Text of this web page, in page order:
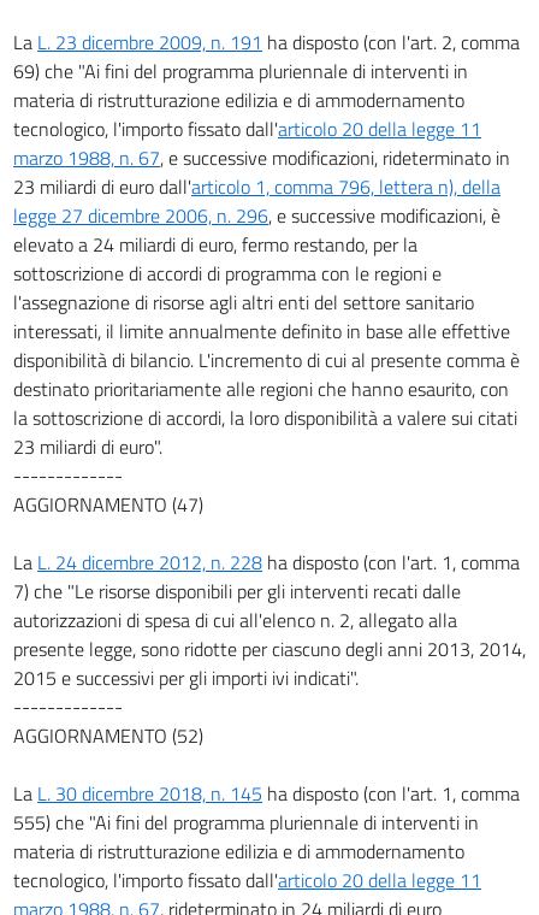
La L. 23 dicembre 2009, n. 191 ha disposto (con l'art. 2, comma
69) che "Ai fini del programma pluriennale di interventi in
materia di ristrutturazione edilizia e di ammodernamento
tecnologico, l'importo fissato dall'articolo 20 della legge 11
marzo 1988, n. 67, e successive modificazioni, rideterminato in
23 miliardi di euro dall'articolo 1, comma 796, lettera n), della
legge 27 dicembre 2006, n. 296, e successive modificazioni, è
elevato a 24 miliardi di euro, fermo restando, per la
sottoscrizione di accordi di programma con le regioni e
l'assegnazione di risorse agli altri enti del settore sanitario
interessati, il limite annualmente definito in base alle effettive
disponibilità di bilancio. L'incremento di cui al presente comma è
destinato prioritariamente alle regioni che hanno esaurito, con
la sottoscrizione di accordi, la loro disponibilità a valere sui citati
23 miliardi di euro".
-------------
AGGIORNAMENTO (47)
La L. 24 dicembre 2012, n. 228 ha disposto (con l'art. 1, comma
7) che "Le risorse disponibili per gli interventi recati dalle
autorizzazioni di spesa di cui all'elenco n. 2, allegato alla
presente legge, sono ridotte per ciascuno degli anni 2013, 2014,
2015 e successivi per gli importi ivi indicati".
-------------
AGGIORNAMENTO (52)
La L. 30 dicembre 2018, n. 145 ha disposto (con l'art. 1, comma
555) che "Ai fini del programma pluriennale di interventi in
materia di ristrutturazione edilizia e di ammodernamento
tecnologico, l'importo fissato dall'articolo 20 della legge 11
marzo 1988, n. 67, rideterminato in 24 miliardi di euro